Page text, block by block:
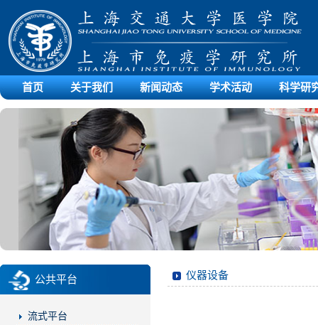
首页 关于我们 新闻动态 学术活动 科学研
公共平台
流式平台
仪器设备